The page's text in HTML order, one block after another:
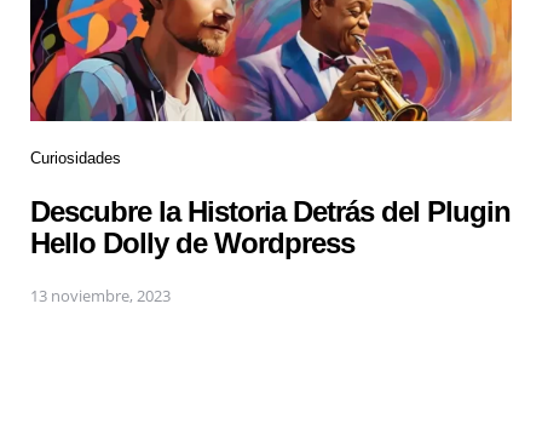
Curiosidades
Descubre la Historia Detrás del Plugin
Hello Dolly de Wordpress
13 noviembre, 2023